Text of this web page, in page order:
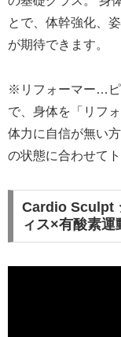
とで、体幹強化、
が期待できます。
※リフォーマー…ピ
で、身体を「リフ
体力に自信が無い
の状態に合わせて
Cardio Sculpt
ィス×有酸素運